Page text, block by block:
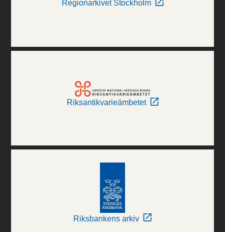
Regionarkivet Stockholm
Riksantikvarieämbetet
Riksbankens arkiv